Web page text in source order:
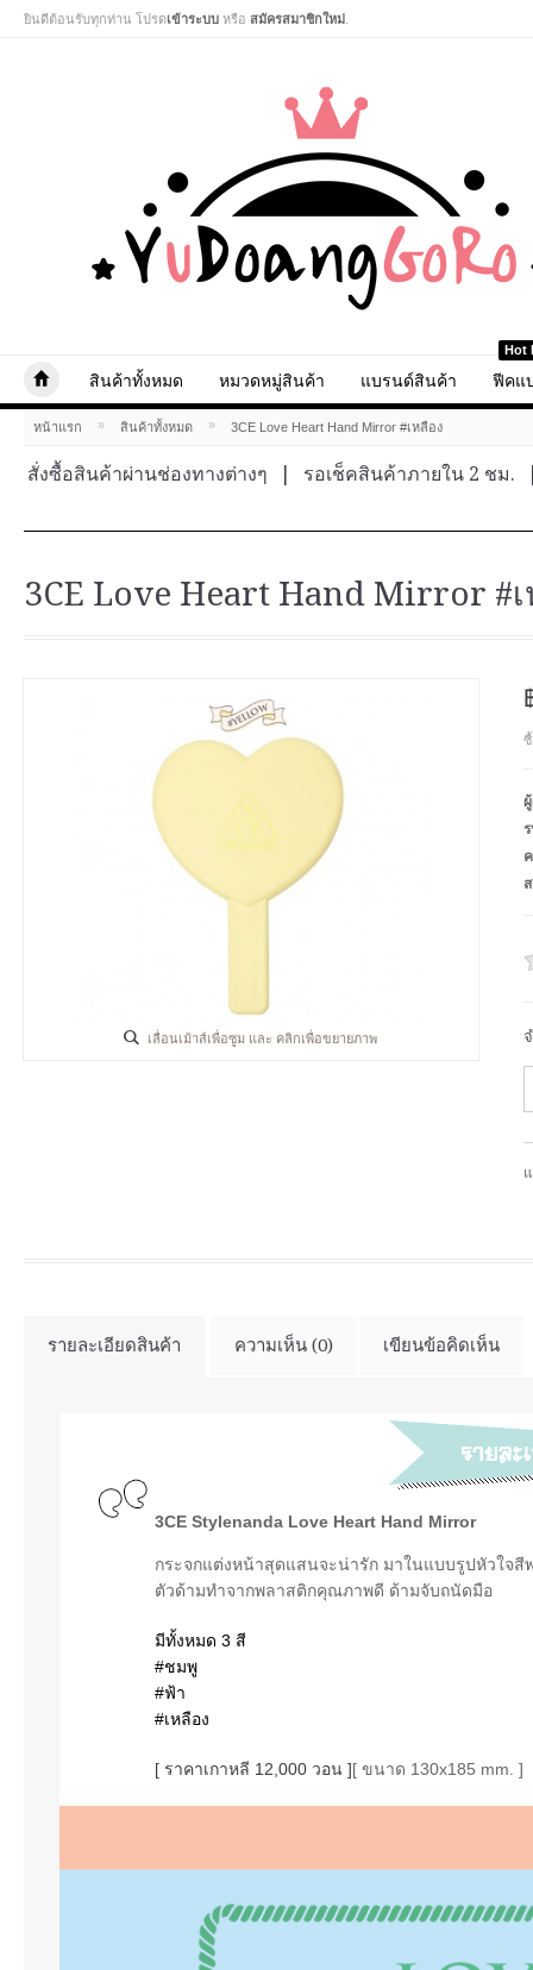
ยินดีต้อนรับทุกท่าน โปรดเข้าระบบ หรือ สมัครสมาชิกใหม่
สินค้าทั้งหมด หมวดหมู่สินค้า แบรนด์สินค้า
Hot
ฟีคแ
หน้าแรก » สินค้าทั้งหมด » 3CE Love Heart Hand Mirror #เหลือง
สั่งซื้อสินค้าผ่านช่องทางต่างๆ รอเช็คสินค้าภายใน 2 ชม.
3CE Love Heart Hand Mirror #
เลื่อนเม้าส์เพื่อซูม และ คลิกเพื่อขยายภาพ
รายละเอียดสินค้า ความเห็น (0) เขียนข้อคิดเห็น
3CE Stylenanda Love Heart Hand Mirror
กระจกแต่งหน้าสุดแสนจะน่ารัก มาในแบบรูปหัวใจ
ตัวด้ามทำจากพลาสติกคุณภาพดี ด้ามจับถนัดมือ
มีทั้งหมด 3 สี
#ชมพู
#ฟ้า
#เหลือง
[ ราคาเกาหลี 12,000 วอน ][ ขนาด 130x185 mm. ]